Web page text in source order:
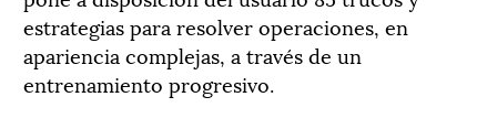
estrategias para resolver operaciones, en
apariencia complejas, a través de un
entrenamiento progresivo.